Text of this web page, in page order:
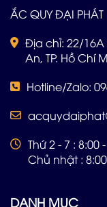
ẮC QUY ĐẠI PHÁT
Địa chỉ: 22/16A
An, TP. Hồ Chí
Hotline/Zalo:
Thứ 2 - 7 : 8:00
Chủ nhật :
DANH MỤC